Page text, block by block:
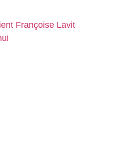
Françoise Lavit